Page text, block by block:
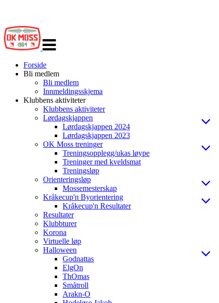
navigasjon
Forside
Bli medlem
Bli medlem
Innmeldingsskjema
Klubbens aktiviteter
Klubbens aktiviteter
Lørdagskjappen
Lørdagskjappen 2024
Lørdagskjappen 2023
OK Moss treninger
Treningsopplegg/ukas løype
Treninger med kveldsmat
Treningsløp
Orienteringsløp
Mossemesterskap
Kråkecup'n Byorientering
Kråkecup'n Resultater
Resultater
Klubbturer
Korona
Virtuelle løp
Halloween
Godnattas
ElgOn
ThOmas
Småtroll
Arakn-O